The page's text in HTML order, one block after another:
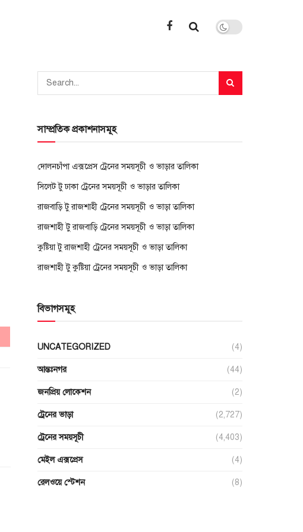
সাম্প্রতিক প্রকাশনাসমূহ
দোলনচাঁপা এক্সপ্রেস ট্রেনের সময়সূচী ও ভাড়ার তালিকা
সিলেট টু ঢাকা ট্রেনের সময়সূচী ও ভাড়ার তালিকা
রাজবাড়ি টু রাজশাহী ট্রেনের সময়সূচী ও ভাড়া তালিকা
রাজশাহী টু রাজবাড়ি ট্রেনের সময়সূচী ও ভাড়া তালিকা
কুষ্টিয়া টু রাজশাহী ট্রেনের সময়সূচী ও ভাড়া তালিকা
রাজশাহী টু কুষ্টিয়া ট্রেনের সময়সূচী ও ভাড়া তালিকা
বিভাগসমূহ
UNCATEGORIZED (4)
আন্তঃনগর (44)
জনপ্রিয় লোকেশন (2)
ট্রেনের ভাড়া (2,727)
ট্রেনের সময়সূচী (4,403)
মেইল এক্সপ্রেস (4)
রেলওয়ে স্টেশন (8)